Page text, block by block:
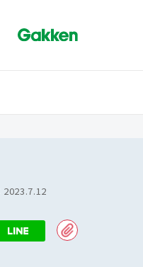
2023.7.12